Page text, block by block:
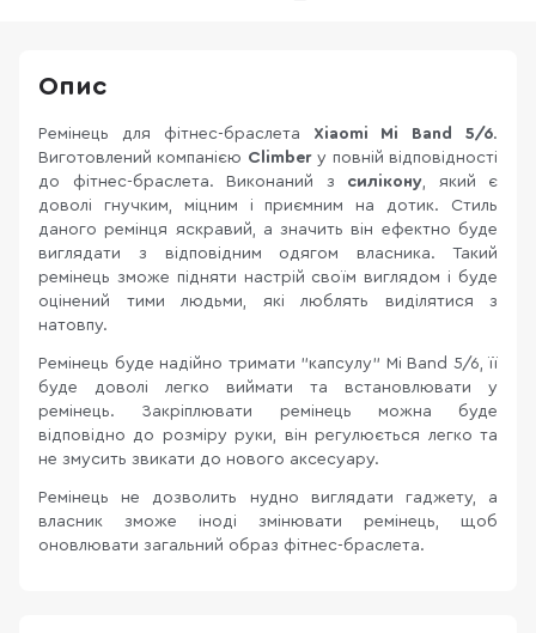
Опис
Ремінець для фітнес-браслета Xiaomi Mi Band 5/6.
Виготовлений компанією Climberу повній відповідності
до фітнес-браслета. Виконаний з силікону, який є
доволі гнучким, міцним і приємним на дотик. Стиль
даного ремінця яскравий, а значить він ефектно буде
виглядати з відповідним одягом власника. Такий
ремінець зможе підняти настрій своїм виглядом і буде
оцінений тими людьми, які люблять виділятися з
натовпу.
Ремінець буде надійно тримати "капсулу" Mi Band 5/6, її
буде доволі легко виймати та встановлювати у
ремінець. Закріплювати ремінець можна буде
відповідно до розміру руки, він регулюється легко та
не змусить звикати до нового аксесуару.
Ремінець не дозволить нудно виглядати гаджету, а
власник зможе іноді змінювати ремінець, щоб
оновлювати загальний образ фітнес-браслета.